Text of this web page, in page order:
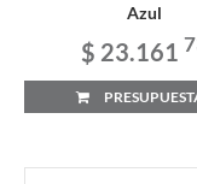
Azul
$ 23.161